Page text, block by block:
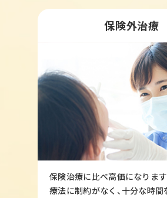
保険外治療
保険治療に比べ高価になりま
療法に制約がなく、十分な時